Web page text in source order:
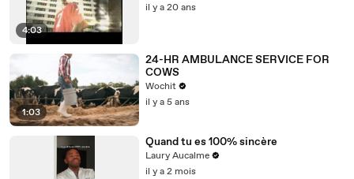
4:03
il y a 20 ans
1:03
24-HR AMBULANCE SERVICE FOR
COWS
Wochit
il y a 5 ans
Quand tu es 100% sincère
Laury Aucalme
il y a 2 mois